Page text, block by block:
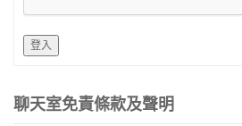
登入
聊天室免責條款及聲明